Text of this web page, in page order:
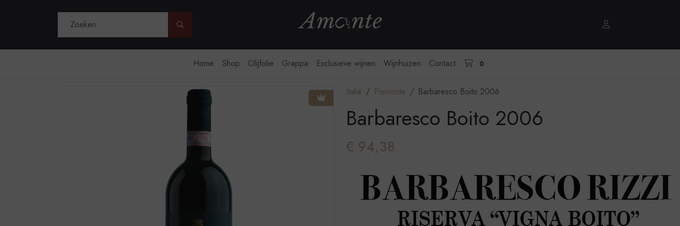
Home Shop Olijfolie Grappa Exclusieve wijnen Wijnhuizen Contact 0
Italië Piemonte Barbaresco Boito 2006
Barbaresco Boito 2006
€ 94,38